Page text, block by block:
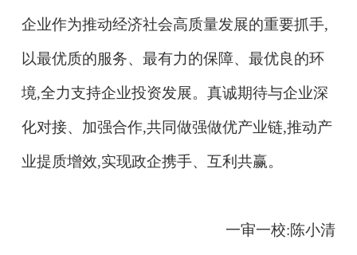
企业作为推动经济社会高质量发展的重要抓手,
以最优质的服务、最有力的保障、最优良的环
境,全力支持企业投资发展。真诚期待与企业深
化对接、加强合作,共同做强做优产业链,推动产
业提质增效,实现政企携手、互利共赢。
一审一校:陈小清